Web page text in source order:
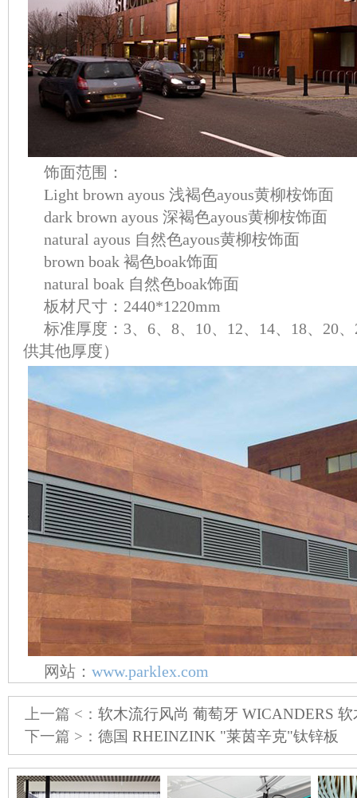
饰面范围：
Light brown ayous 浅褐色ayous黄柳桉饰面
dark brown ayous 深褐色ayous黄柳桉饰面
natural ayous 自然色ayous黄柳桉饰面
brown boak 褐色boak饰面
natural boak 自然色boak饰面
板材尺寸：2440*1220mm
标准厚度：3、6、8、10、12、14、18、20
供其他厚度）
网站： www.parklex.com
上一篇 <： 软木流行风尚 葡萄牙 WICANDERS
下一篇 >： 德国 RHEINZINK "莱茵辛克"钛锌板